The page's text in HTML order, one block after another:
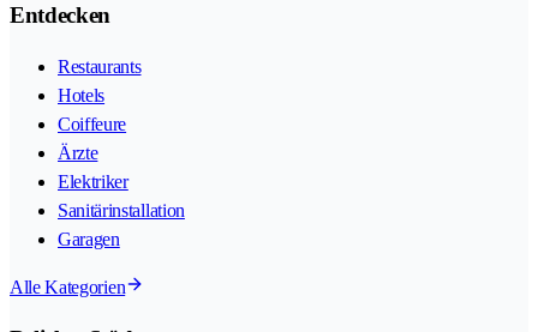
Entdecken
Restaurants
Hotels
Coiffeure
Ärzte
Elektriker
Sanitärinstallation
Garagen
Alle Kategorien